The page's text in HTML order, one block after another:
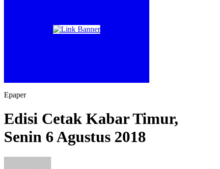
Epaper
Edisi Cetak Kabar Timur,
Senin 6 Agustus 2018